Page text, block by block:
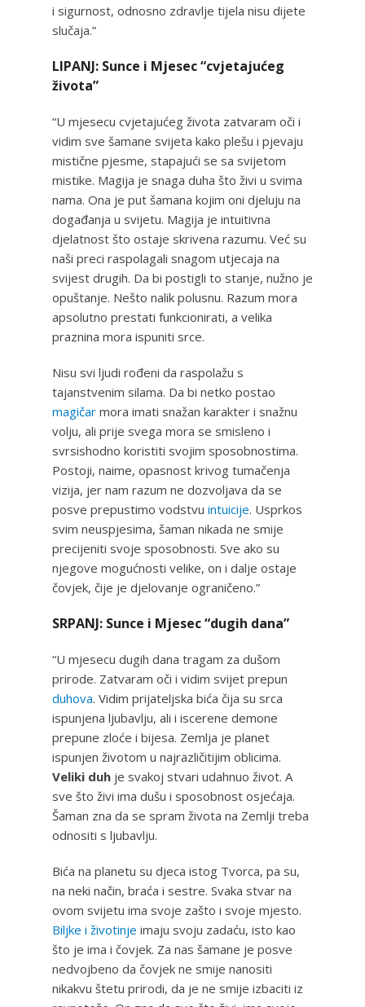
i sigurnost, odnosno zdravlje tijela nisu dijete
slučaja.”
LIPANJ: Sunce i Mjesec “cvjetajućeg
života”
“U mjesecu cvjetajućeg života zatvaram oči i
vidim sve šamane svijeta kako plešu i pjevaju
mistične pjesme, stapajući se sa svijetom
mistike. Magija je snaga duha što živi u svima
nama. Ona je put šamana kojim oni djeluju na
događanja u svijetu. Magija je intuitivna
djelatnost što ostaje skrivena razumu. Već su
naši preci raspolagali snagom utjecaja na
svijest drugih. Da bi postigli to stanje, nužno je
opuštanje. Nešto nalik polusnu. Razum mora
apsolutno prestati funkcionirati, a velika
praznina mora ispuniti srce.
Nisu svi ljudi rođeni da raspolažu s
tajanstvenim silama. Da bi netko postao
magičar mora imati snažan karakter i snažnu
volju, ali prije svega mora se smisleno i
svrsishodno koristiti svojim sposobnostima.
Postoji, naime, opasnost krivog tumačenja
vizija, jer nam razum ne dozvoljava da se
posve prepustimo vodstvu intuicije. Usprkos
svim neuspjesima, šaman nikada ne smije
precijeniti svoje sposobnosti. Sve ako su
njegove mogućnosti velike, on i dalje ostaje
čovjek, čije je djelovanje ograničeno.”
SRPANJ: Sunce i Mjesec “dugih dana”
“U mjesecu dugih dana tragam za dušom
prirode. Zatvaram oči i vidim svijet prepun
duhova. Vidim prijateljska bića čija su srca
ispunjena ljubavlju, ali i iscerene demone
prepune zloće i bijesa. Zemlja je planet
ispunjen životom u najrazličitijim oblicima.
Veliki duh je svakoj stvari udahnuo život. A
sve što živi ima dušu i sposobnost osjećaja.
Šaman zna da se spram života na Zemlji treba
odnositi s ljubavlju.
Bića na planetu su djeca istog Tvorca, pa su,
na neki način, braća i sestre. Svaka stvar na
ovom svijetu ima svoje zašto i svoje mjesto.
Biljke i životinje imaju svoju zadaću, isto kao
što je ima i čovjek. Za nas šamane je posve
nedvojbeno da čovjek ne smije nanositi
nikakvu štetu prirodi, da je ne smije izbaciti iz